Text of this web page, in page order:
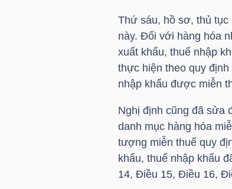
Thứ sáu, hồ sơ, thủ tục
này. Đối với hàng hóa
xuất khẩu, thuế nhập
thực hiện theo quy
nhập khẩu được miễn
Nghị định cũng đã sửa
danh mục hàng hóa
tượng miễn thuế quy
khẩu, thuế nhập khẩu
14, Điều 15, Điều 16,